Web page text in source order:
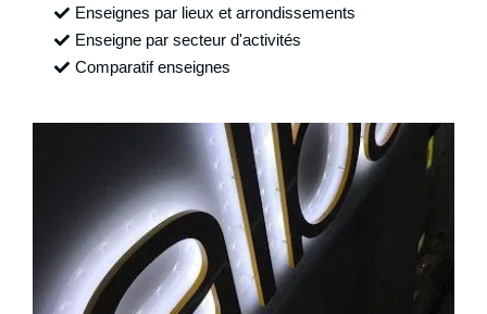
Enseignes par lieux et arrondissements
Enseigne par secteur d'activités
Comparatif enseignes